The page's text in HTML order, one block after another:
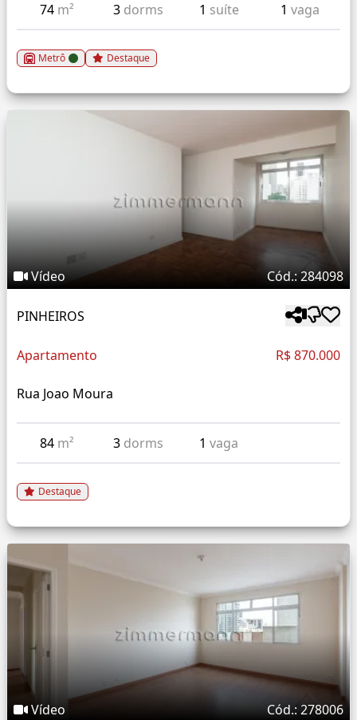
74 m² 3 dorms 1 suíte 1 vaga
Metrô Destaque
Vídeo Cód.: 284098
PINHEIROS
Apartamento R$ 870.000
Rua Joao Moura
84 m² 3 dorms 1vaga
Destaque
Vídeo Cód.: 278006